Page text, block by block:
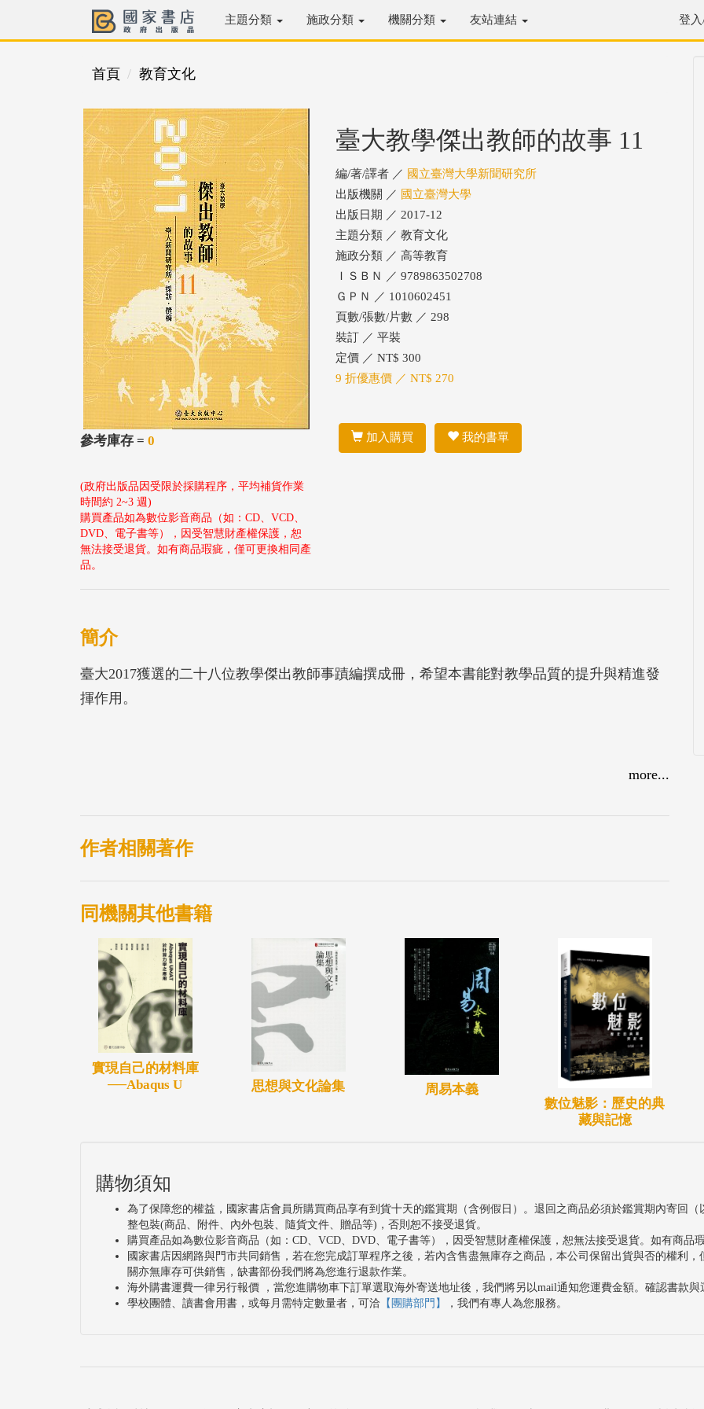
主題分類 施政分類 機關分類 友站連結 登
首頁 教育文化
參考庫存 = 0
(政府出版品因受限於採購程序，平均補貨作業
時間約 2~3 週)
購買產品如為數位影音商品（如：CD、VCD、
DVD、電子書等），因受智慧財產權保護，恕
無法接受退貨。如有商品瑕疵，僅可更換相同產
品。
臺大教學傑出教師的故事 11
編/著/譯者 ／ 國立臺灣大學新聞研究所
出版機關 ／ 國立臺灣大學
出版日期 ／ 2017-12
主題分類 ／ 教育文化
施政分類 ／ 高等教育
ＩＳＢＮ ／ 9789863502708
ＧＰＮ ／ 1010602451
頁數/張數/片數 ／ 298
裝訂 ／ 平裝
定價 ／ NT$ 300
9 折優惠價 ／ NT$ 270
加入購買 我的書單
簡介
臺大2017獲選的二十八位教學傑出教師事蹟編撰成冊，希望本書能對教學品質的提升與精進發
揮作用。
more...
作者相關著作
同機關其他書籍
實現自己的材料庫
──Abaqus U
思想與文化論集
周易本義
數位魅影：歷史的典
藏與記憶
購物須知
為了保障您的權益，國家書店會員所購買商品享有到貨十天的鑑賞期（含例假日）。退回之商品必須於鑑賞期內寄回
整包裝(商品、附件、內外包裝、隨貨文件、贈品等)，否則恕不接受退貨。
購買產品如為數位影音商品（如：CD、VCD、DVD、電子書等），因受智慧財產權保護，恕無法接受退貨。如有商品
國家書店因網路與門市共同銷售，若在您完成訂單程序之後，若內含售盡無庫存之商品，本公司保留出貨與否的權利
關亦無庫存可供銷售，缺書部份我們將為您進行退款作業。
海外購書運費一律另行報價 ，當您進購物車下訂單選取海外寄送地址後，我們將另以mail通知您運費金額。確認書款
學校團體、讀書會用書，或每月需特定數量者，可洽 【團購部門】 ，我們有專人為您服務。